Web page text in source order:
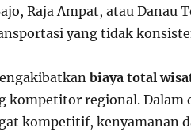
Raja Ampat, atau Danau
yang tidak
biaya total
kompetitor regional. Dalam
kompetitif, kenyamanan